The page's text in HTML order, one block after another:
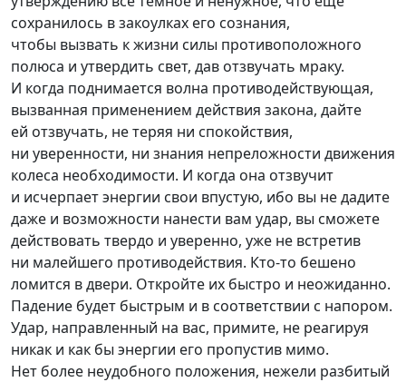
сохранилось в закоулках его сознания,
чтобы вызвать к жизни силы противоположного
полюса и утвердить свет, дав отзвучать мраку.
И когда поднимается волна противодействующая,
вызванная применением действия закона, дайте
ей отзвучать, не теряя ни спокойствия,
ни уверенности, ни знания непреложности движения
колеса необходимости. И когда она отзвучит
и исчерпает энергии свои впустую, ибо вы не дадите
даже и возможности нанести вам удар, вы сможете
действовать твердо и уверенно, уже не встретив
ни малейшего противодействия. Кто-то бешено
ломится в двери. Откройте их быстро и неожиданно.
Падение будет быстрым и в соответствии с напором.
Удар, направленный на вас, примите, не реагируя
никак и как бы энергии его пропустив мимо.
Нет более неудобного положения, нежели разбитый